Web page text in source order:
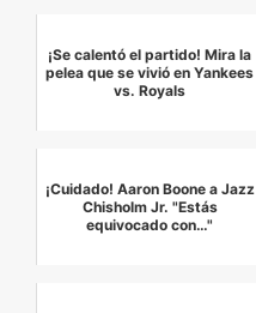
¡Se calentó el partido! Mira la
pelea que se vivió en Yankees
vs. Royals
¡Cuidado! Aaron Boone a Jazz
Chisholm Jr. "Estás
equivocado con…"